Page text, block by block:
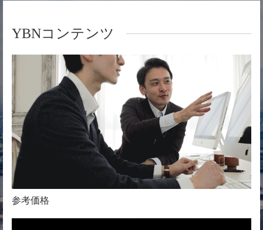
YBNコンテンツ
参考価格